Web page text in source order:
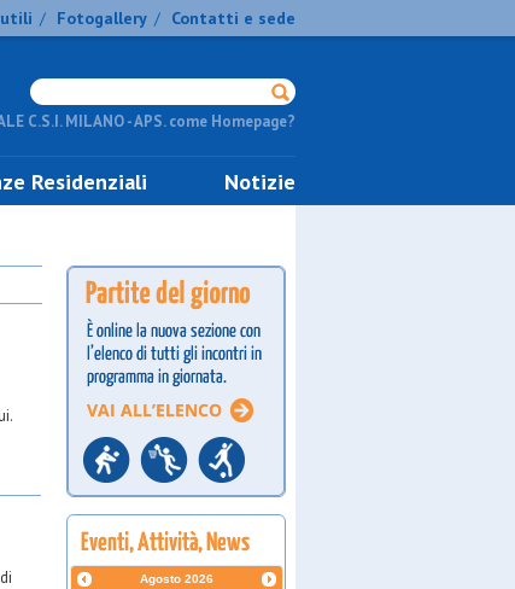
/ Fotogallery / Contatti e sede
C.S.I. MILANO - APS. come Homepage?
Residenziali Notizie
Agosto 2026